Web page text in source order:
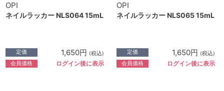
OPI
ネイルラッカー NLS064 15mL
定価 1,650円 (税込)
会員価格 ログイン後に表示
OPI
ネイルラッカー NLS065 15mL
定価 1,650円 (税込)
会員価格 ログイン後に表示